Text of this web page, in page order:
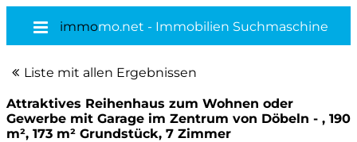
immomo.net - Immobilien Suchmaschine
Liste mit allen Ergebnissen
Attraktives Reihenhaus zum Wohnen oder
Gewerbe mit Garage im Zentrum von Döbeln - , 190
m², 173 m² Grundstück, 7 Zimmer